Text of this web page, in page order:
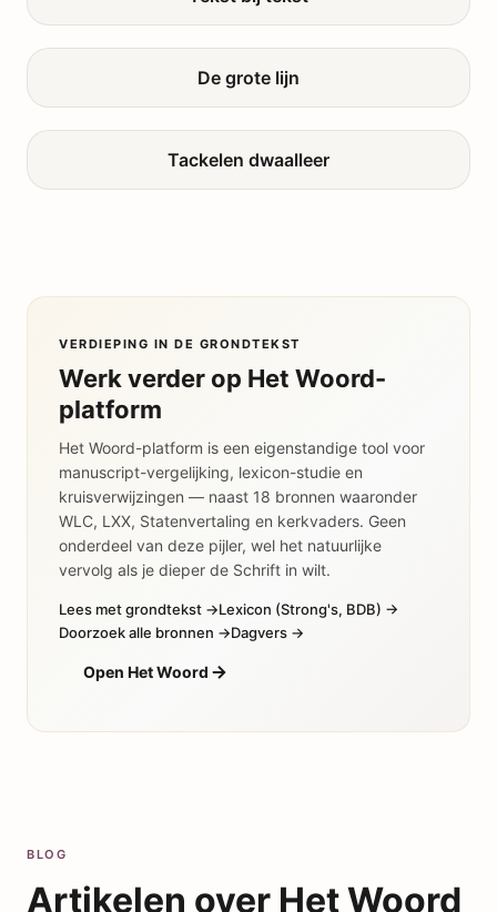
De grote lijn
Tackelen dwaalleer
VERDIEPING IN DE GRONDTEKST
Werk verder op Het Woord-
platform
Het Woord-platform is een eigenstandige tool voor
manuscript-vergelijking, lexicon-studie en
kruisverwijzingen — naast 18 bronnen waaronder
WLC, LXX, Statenvertaling en kerkvaders. Geen
onderdeel van deze pijler, wel het natuurlijke
vervolg als je dieper de Schrift in wilt.
Lees met grondtekst →Lexicon (Strong's, BDB) →
Doorzoek alle bronnen →Dagvers →
Open Het Woord
BLOG
Artikelen over Het Woord